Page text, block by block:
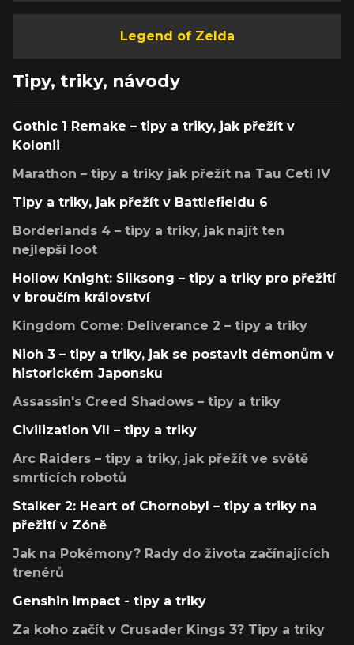
Legend of Zelda
Tipy, triky, návody
Gothic 1 Remake – tipy a triky, jak přežít v
Kolonii
Marathon – tipy a triky jak přežít na Tau Ceti IV
Tipy a triky, jak přežít v Battlefieldu 6
Borderlands 4 – tipy a triky, jak najít ten
nejlepší loot
Hollow Knight: Silksong – tipy a triky pro přežití
v broučím království
Kingdom Come: Deliverance 2 – tipy a triky
Nioh 3 – tipy a triky, jak se postavit démonům v
historickém Japonsku
Assassin's Creed Shadows – tipy a triky
Civilization VII – tipy a triky
Arc Raiders – tipy a triky, jak přežít ve světě
smrtících robotů
Stalker 2: Heart of Chornobyl – tipy a triky na
přežití v Zóně
Jak na Pokémony? Rady do života začínajících
trenérů
Genshin Impact - tipy a triky
Za koho začít v Crusader Kings 3? Tipy a triky